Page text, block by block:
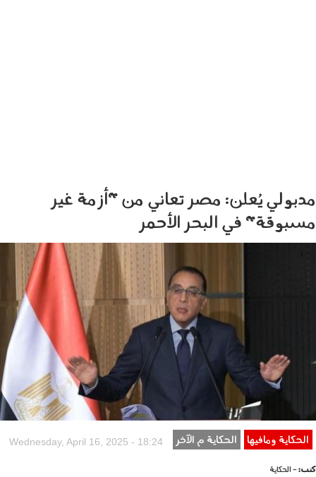
مدبولي يُعلن: مصر تعاني من "أزمة غير
مسبوقة" في البحر الأحمر
الحكاية ومافيها الحكاية م الآخر Wednesday, April 16, 2025 - 18:24
كتب:- الحكاية